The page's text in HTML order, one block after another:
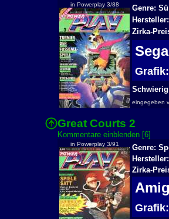
in Powerplay 3/88
Genre:
Zirka-
eingegeben
Great Courts 2
Kommentare einblenden [6]
in Powerplay 3/91
Genre:
Zirka-